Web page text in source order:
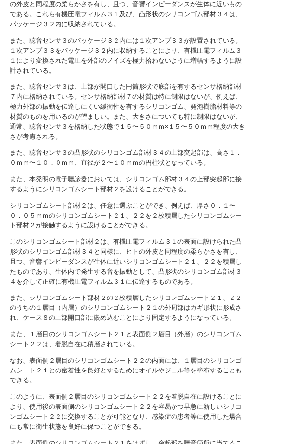
の外皮と同程度の柔らかさを有し、且つ、音響インピーダンスが生体に近いもの
である。これら有機圧電フィルム３１及び、凸形状のシリコンゴム部材３４は、
パッケージ３２内に収納されている。
また、聴音センサ３のパッケージ３２内には１次アンプ３３が設置されている。
１次アンプ３３をパッケージ３２内に収納することにより、有機圧電フィルム３
１により変換された電圧を外部のノイズを極力拾わないように増幅するように設
計されている。
また、聴音センサ３は、上部が開口した円筒形状で底部を有するセンサ格納部材
７内に格納されている。センサ格納部材７の材質は特に制限はないが、例えば、
極力外部の振動を伝達しにくい緩衝性を有するシリコンゴム、発泡樹脂材料等の
材質のものを用いるのが望ましい。また、大きさについても特に制限はないが、
通常、聴音センサ３を格納した状態で１５〜５０ｍｍ×１５〜５０ｍｍ程度の大き
さが考慮される。
また、聴音センサ３の凸形状のシリコンゴム部材３４の上部突起部は、高さ１．
０ｍｍ〜１０．０ｍｍ、直径が２〜１０ｍｍの円柱状となっている。
また、本発明の電子聴診器においては、シリコンゴム部材３４の上部突起部に接
するようにシリコンゴムシート部材２を設けることができる。
シリコンゴムシート部材２は、任意に選ぶことができ、例えば、厚さ０．１〜
０．０５ｍｍのシリコンゴムシート２１、２２を２枚積層したシリコンゴムシー
ト部材２が接触するように設けることができる。
このシリコンゴムシート部材２は、有機圧電フィルム３１の表面に設けられた凸
形状のシリコンゴム部材３４と同様に、ヒトの外皮と同程度の柔らかさを有し、
且つ、音響インピーダンスが生体に近いシリコンゴムシート２１、２２を積層し
たものであり、生体内で発生する音を振動として、凸形状のシリコンゴム部材３
４を介して正確に有機圧電フィルム３１に伝達するものである。
また、シリコンゴムシート部材２の２枚積層したシリコンゴムシート２１、２２
のうちの１層目（内層）のシリコンゴムシート２１の外周部はカギ形状に形成さ
れ、ケース８の上部開口部に嵌め込むことにより固定するようになっている。
また、１層目のシリコンゴムシート２１と表面側２層目（外層）のシリコンゴム
シート２２は、着脱自在に積層されている。
なお、表面側２層目のシリコンゴムシート２２の内面には、１層目のシリコンゴ
ムシート２１との密着性を良好とするためにオイルやジェル等を塗布することも
できる。
このように、表面側２層目のシリコンゴムシート２２を着脱自在に設けることに
より、使用後の表面側のシリコンゴムシート２２を容易かつ早急に新しいシリコ
ンゴムシート２２に交換することが可能となり、感染症の患者等に使用した場合
にも常に衛生状態を良好に保つことができる。